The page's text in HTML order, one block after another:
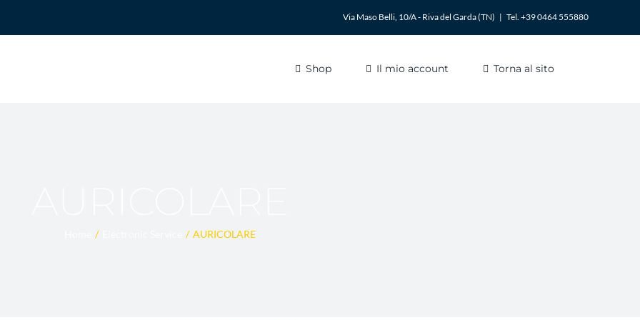
Via Maso Belli, 10/A - Riva del Garda (TN) | Tel. +39 0464 555880
Shop Il mio account Torna al sito
AURICOLARE